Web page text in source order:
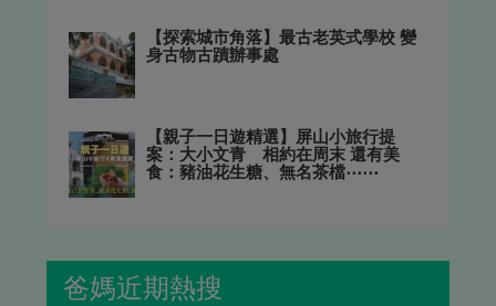
【探索城市角落】最古老英式學校 變
身古物古蹟辦事處
【親子一日遊精選】屏山小旅行提
案：大小文青 相約在周末 還有美
食：豬油花生糖、無名茶檔⋯⋯
爸媽近期熱搜